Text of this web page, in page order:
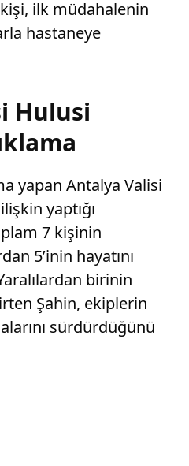
ilk müdahalenin
hastaneye
Hulusi
yapan Antalya Valisi
yaptığı
7 kişinin
5’inin hayatını
birinin
Şahin, ekiplerin
sürdürdüğünü